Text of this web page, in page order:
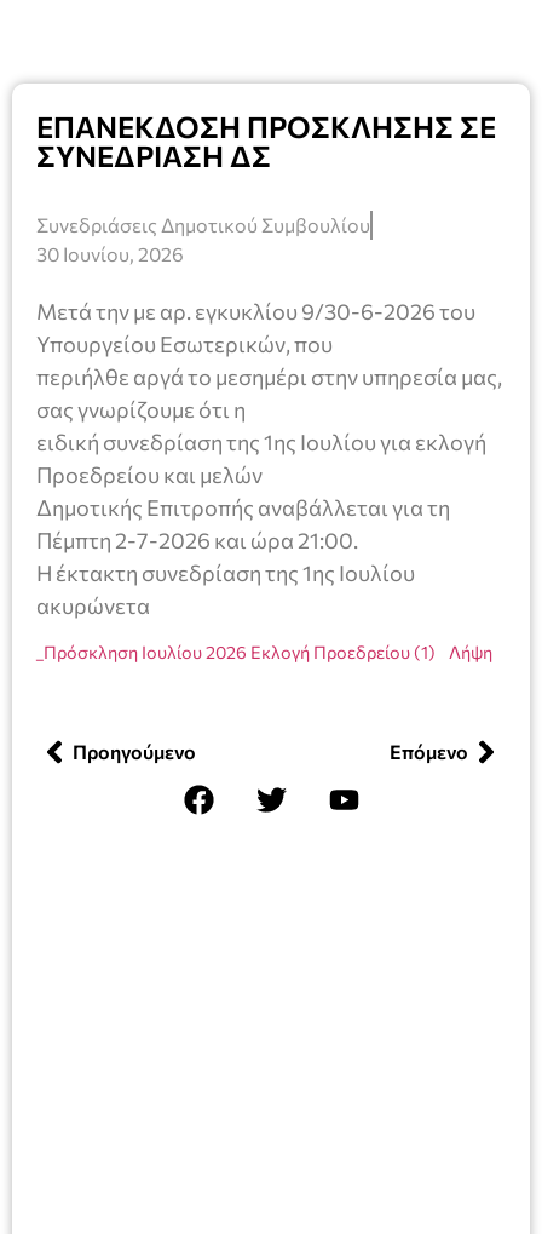
ΕΠΑΝΕΚΔΟΣΗ ΠΡΟΣΚΛΗΣΗΣ ΣΕ
ΣΥΝΕΔΡΊΑΣΗ ΔΣ
Συνεδριάσεις Δημοτικού Συμβουλίου
30 Ιουνίου, 2026
Μετά την με αρ. εγκυκλίου 9/30-6-2026 του
Υπουργείου Εσωτερικών, που
περιήλθε αργά το μεσημέρι στην υπηρεσία μας,
σας γνωρίζουμε ότι η
ειδική συνεδρίαση της 1ης Ιουλίου για εκλογή
Προεδρείου και μελών
Δημοτικής Επιτροπής αναβάλλεται για τη
Πέμπτη 2-7-2026 και ώρα 21:00.
Η έκτακτη συνεδρίαση της 1ης Ιουλίου
ακυρώνετα
_Πρόσκληση Ιουλίου 2026 Εκλογή Προεδρείου (1) Λήψη
Προηγούμενο Επόμενο